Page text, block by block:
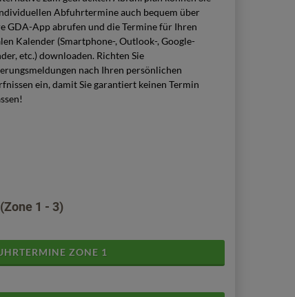
Abfuhrtermine auch bequem über
GDA-App abrufen und die Termine für Ihren
Kalender (Smartphone-, Outlook-, Google-
etc.) downloaden. Richten Sie
nach Ihren persönlichen
ein, damit Sie garantiert keinen Termin
1 - 3)
ZONE 1